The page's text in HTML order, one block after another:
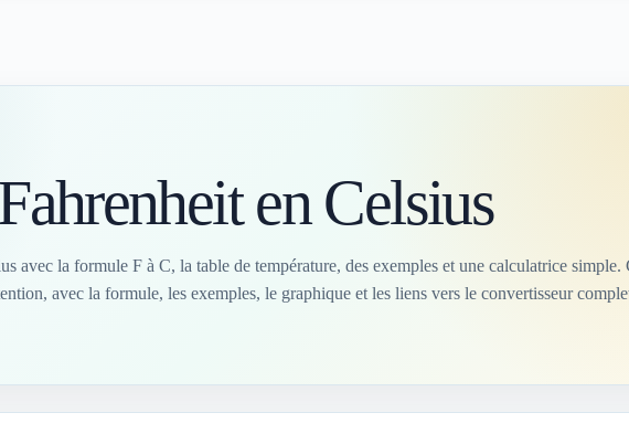
en Celsius
avec la formule F à C, la table de température, des exemples et une calculatrice simple.
avec la formule, les exemples, le graphique et les liens vers le convertisseur